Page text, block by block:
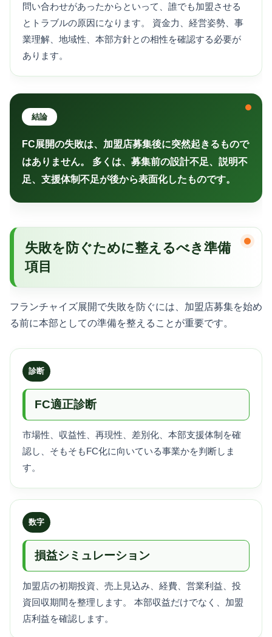
問い合わせがあったからといって、誰でも加盟させる
とトラブルの原因になります。 資金力、経営姿勢、事
業理解、地域性、本部方針との相性を確認する必要が
あります。
結論
FC展開の失敗は、加盟店募集後に突然起きるもので
はありません。 多くは、募集前の設計不足、説明不
足、支援体制不足が後から表面化したものです。
失敗を防ぐために整えるべき準備
項目
フランチャイズ展開で失敗を防ぐには、加盟店募集を始め
る前に本部としての準備を整えることが重要です。
診断
FC適正診断
市場性、収益性、再現性、差別化、本部支援体制を確
認し、そもそもFC化に向いている事業かを判断しま
す。
数字
損益シミュレーション
加盟店の初期投資、売上見込み、経費、営業利益、投
資回収期間を整理します。 本部収益だけでなく、加盟
店利益を確認します。